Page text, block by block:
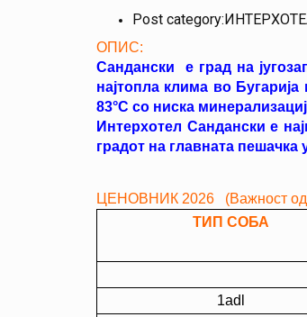
Post
ОПИС:
Сандански е град на
најтопла клима во
83°С со ниска
Интерхотел Сандански е
градот на главната пешачка
ЦЕНОВНИК 2026 (Важност
ТИП СОБА
1adl